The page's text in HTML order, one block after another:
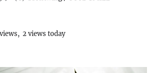
2 views today